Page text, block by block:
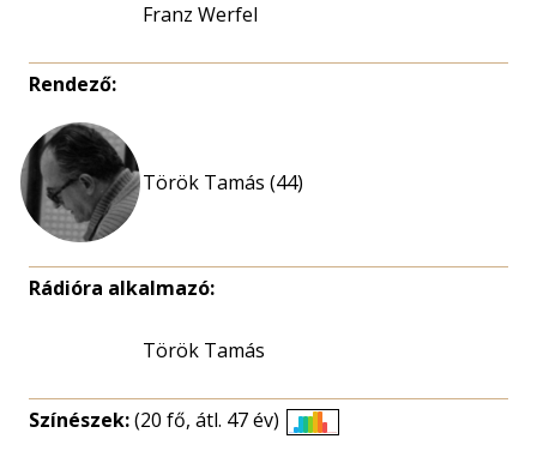
Franz Werfel
Rendező:
Török Tamás (44)
Rádióra alkalmazó:
Török Tamás
Színészek:(20 fő, átl. 47 év)